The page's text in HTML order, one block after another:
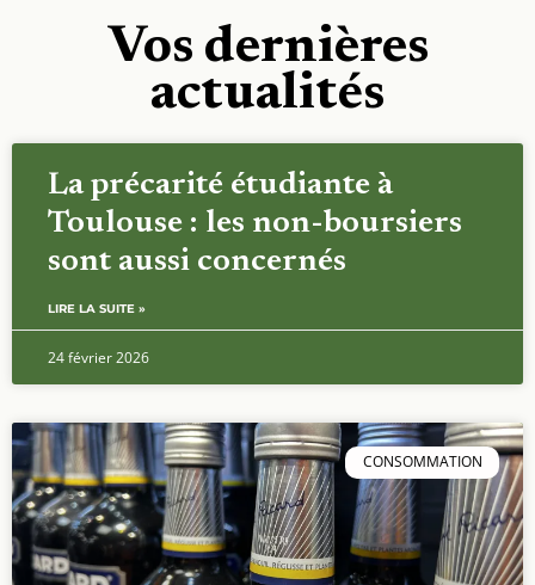
Vos dernières
actualités
La précarité étudiante à
Toulouse : les non-boursiers
sont aussi concernés
LIRE LA SUITE »
24 février 2026
CONSOMMATION